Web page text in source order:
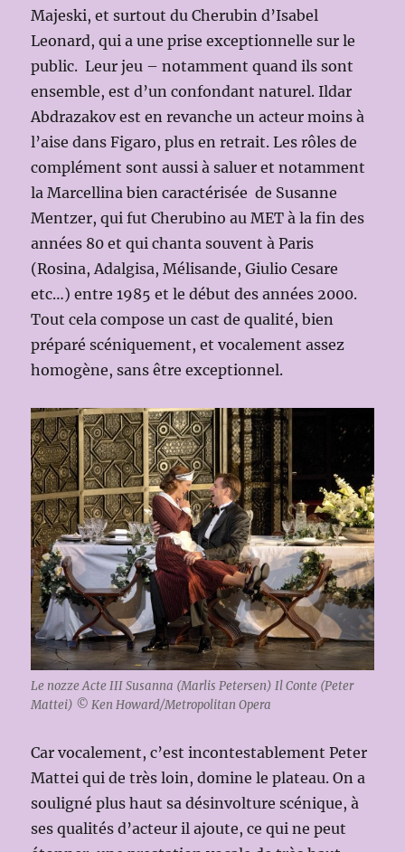
Majeski, et surtout du Cherubin d’Isabel
Leonard, qui a une prise exceptionnelle sur le
public. Leur jeu – notamment quand ils sont
ensemble, est d’un confondant naturel. Ildar
Abdrazakov est en revanche un acteur moins à
l’aise dans Figaro, plus en retrait. Les rôles de
complément sont aussi à saluer et notamment
la Marcellina bien caractérisée de Susanne
Mentzer, qui fut Cherubino au MET à la fin des
années 80 et qui chanta souvent à Paris
(Rosina, Adalgisa, Mélisande, Giulio Cesare
etc…) entre 1985 et le début des années 2000.
Tout cela compose un cast de qualité, bien
préparé scéniquement, et vocalement assez
homogène, sans être exceptionnel.
Le nozze Acte III Susanna (Marlis Petersen) Il Conte (Peter
Mattei) © Ken Howard/Metropolitan Opera
Car vocalement, c’est incontestablement Peter
Mattei qui de très loin, domine le plateau. On a
souligné plus haut sa désinvolture scénique, à
ses qualités d’acteur il ajoute, ce qui ne peut